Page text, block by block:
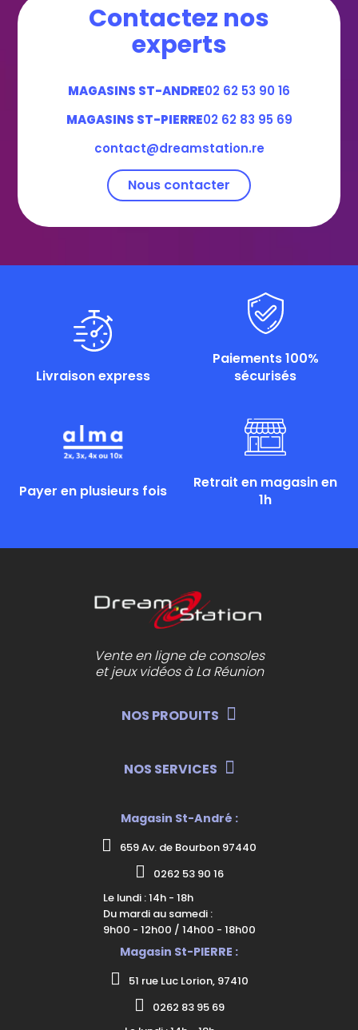
Contactez nos
experts
MAGASINS ST-ANDRE02 62 53 90 16
MAGASINS ST-PIERRE02 62 83 95 69
contact@dreamstation.re
Nous contacter
Livraison express
Paiements 100%
sécurisés
Payer en plusieurs fois
Retrait en magasin en
1h
Vente en ligne de consoles
et jeux vidéos à La Réunion
NOS PRODUITS
NOS SERVICES
Magasin St-André :
659 Av. de Bourbon 97440
0262 53 90 16
Le lundi : 14h - 18h
Du mardi au samedi :
9h00 - 12h00 / 14h00 - 18h00
Magasin St-PIERRE :
51 rue Luc Lorion, 97410
0262 83 95 69